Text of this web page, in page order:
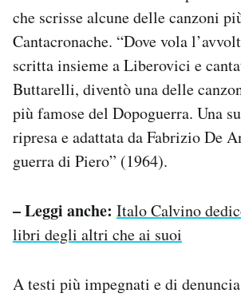
che scrisse alcune delle canzoni
Cantacronache. “Dove vola
scritta insieme a Liberovici e
Buttarelli, diventò una delle
più famose del Dopoguerra. Una
ripresa e adattata da Fabrizio De
guerra di Piero” (1964).
– Leggi anche: Italo Calvino
libri degli altri che ai suoi
A testi più impegnati e di